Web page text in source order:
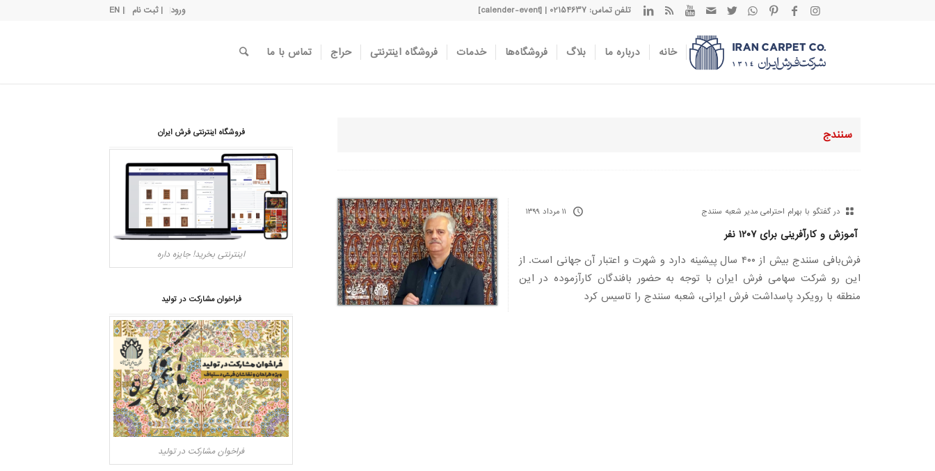
ورود | ثبت نام | EN تلفن تماس: 02154637 | [calender-event]
خانه درباره ما بلاگ فروشگاه‌ها خدمات فروشگاه اینترنتی حراج تماس با ما
سنندج
در گفتگو با بهرام احترامی مدیر شعبه سنندج ۱۱ مرداد ۱۳۹۹
آموزش و کارآفرینی برای ۱۲۰۷ نفر
فرش‌بافی سنندج بيش از ۴۰۰ سال پیشینه دارد و شهرت و اعتبار آن جهانی است. از
این رو شرکت سهامی فرش ایران با توجه به حضور بافندگان کارآزموده در این
منطقه با رویکرد پاسداشت فرش ایرانی، شعبه سنندج را تاسیس کرد
فروشگاه اینترنتی فرش ایران
اینترنتی بخرید! جایزه داره
فراخوان مشارکت در تولید
فراخوان مشارکت در تولید